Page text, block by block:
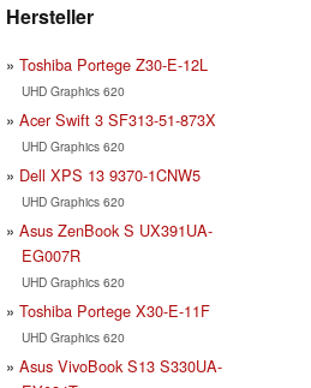
Hersteller
Toshiba Portege Z30-E-12L
UHD Graphics 620
Acer Swift 3 SF313-51-873X
UHD Graphics 620
Dell XPS 13 9370-1CNW5
UHD Graphics 620
Asus ZenBook S UX391UA-
EG007R
UHD Graphics 620
Toshiba Portege X30-E-11F
UHD Graphics 620
Asus VivoBook S13 S330UA-